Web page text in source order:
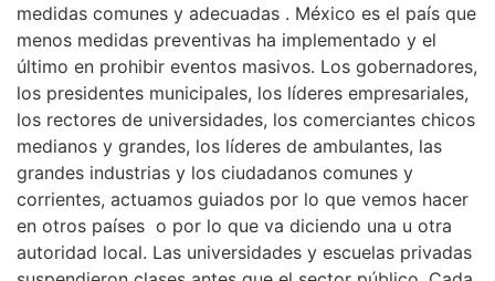
medidas comunes y adecuadas . México es el país que
menos medidas preventivas ha implementado y el
último en prohibir eventos masivos. Los gobernadores,
los presidentes municipales, los líderes empresariales,
los rectores de universidades, los comerciantes chicos
medianos y grandes, los líderes de ambulantes, las
grandes industrias y los ciudadanos comunes y
corrientes, actuamos guiados por lo que vemos hacer
en otros países o por lo que va diciendo una u otra
autoridad local. Las universidades y escuelas privadas